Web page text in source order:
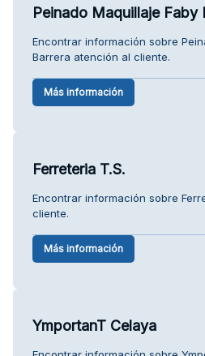
Peinado Maquillaje Faby
Encontrar información sobre
Barrera atención al cliente.
Más información
Ferreteria T.S.
Encontrar información sobre
cliente.
Más información
YmportanT Celaya